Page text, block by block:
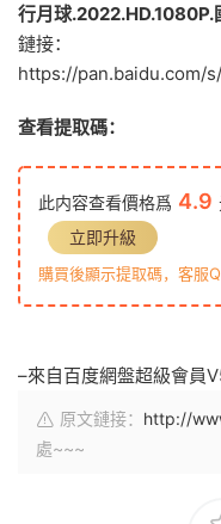
行月球
鏈接：
https://pan.baidu.com/
查看提取碼：
此内容查看價格爲 4.9
立即升級
購買後顯示提取碼，客服
–來自百度網盤超級會員
原文鏈接： http://
處~~~